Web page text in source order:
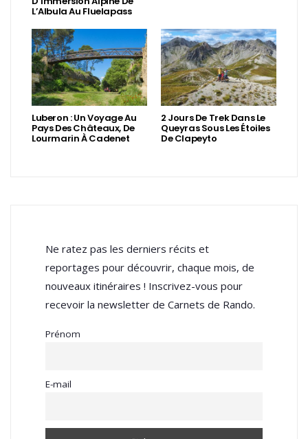
L’Albula Au Fluelapass
Luberon : Un Voyage Au
Pays Des Châteaux, De
Lourmarin À Cadenet
2 Jours De Trek Dans Le
Queyras Sous Les Étoiles
De Clapeyto
Ne ratez pas les derniers récits et
reportages pour découvrir, chaque mois, de
nouveaux itinéraires ! Inscrivez-vous pour
recevoir la newsletter de Carnets de Rando.
Prénom
E-mail